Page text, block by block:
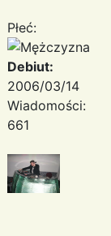
Płeć:
Debiut:
2006/03/14
Wiadomości:
661